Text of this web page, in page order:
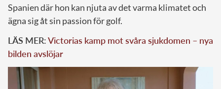
Spanien där hon kan njuta av det varma klimatet och
ägna sig åt sin passion för golf.
LÄS MER:Victorias kamp mot svåra sjukdomen – nya
bilden avslöjar